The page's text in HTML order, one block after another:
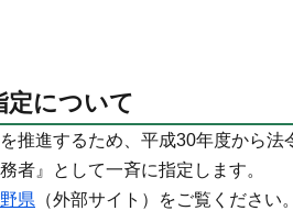
定について
推進するため、平成30年度から法
者』として一斉に指定します。
県 （外部サイト）をご覧ください。